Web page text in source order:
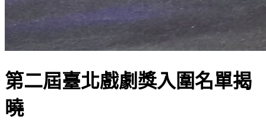
第二屆臺北戲劇獎入圍名單揭
曉